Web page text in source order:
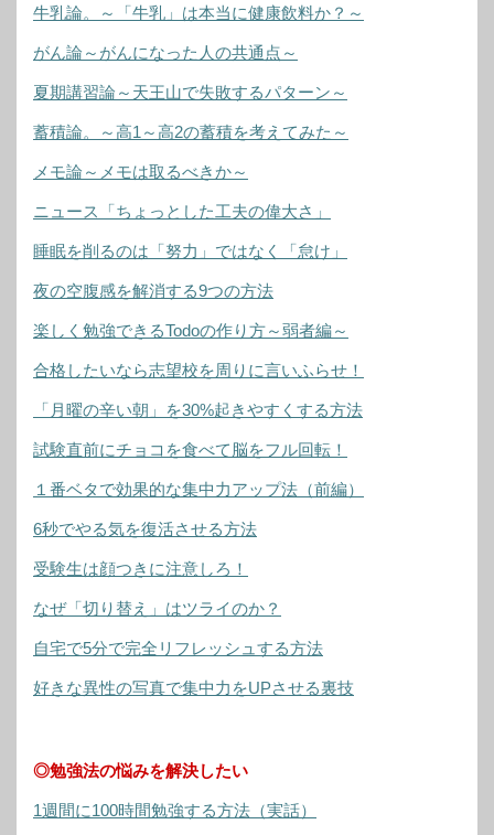
牛乳論。～「牛乳」は本当に健康飲料か？～
がん論～がんになった人の共通点～
夏期講習論～天王山で失敗するパターン～
蓄積論。～高1～高2の蓄積を考えてみた～
メモ論～メモは取るべきか～
ニュース「ちょっとした工夫の偉大さ」
睡眠を削るのは「努力」ではなく「怠け」
夜の空腹感を解消する9つの方法
楽しく勉強できるTodoの作り方～弱者編～
合格したいなら志望校を周りに言いふらせ！
「月曜の辛い朝」を30%起きやすくする方法
試験直前にチョコを食べて脳をフル回転！
１番ベタで効果的な集中力アップ法（前編）
6秒でやる気を復活させる方法
受験生は顔つきに注意しろ！
なぜ「切り替え」はツライのか？
自宅で5分で完全リフレッシュする方法
好きな異性の写真で集中力をUPさせる裏技
◎勉強法の悩みを解決したい
1週間に100時間勉強する方法（実話）